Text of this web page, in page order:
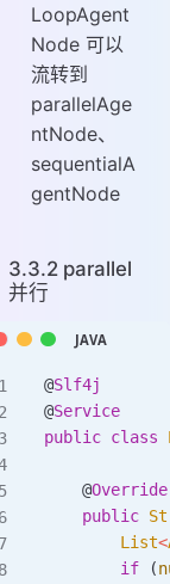
LoopAgent
Node 可以
流转到
parallelAge
ntNode、
sequentialA
gentNode
3.3.2 parallel
并行
@Slf4j
@Service
public class
    @
Override
    public
        List
<
        if
(